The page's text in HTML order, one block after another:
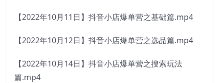
【2022年10月11日】抖音小店爆单营之基础篇.mp4
【2022年10月12日】抖音小店爆单营之选品篇.mp4
【2022年10月14日】抖音小店爆单营之搜索玩法
篇.mp4